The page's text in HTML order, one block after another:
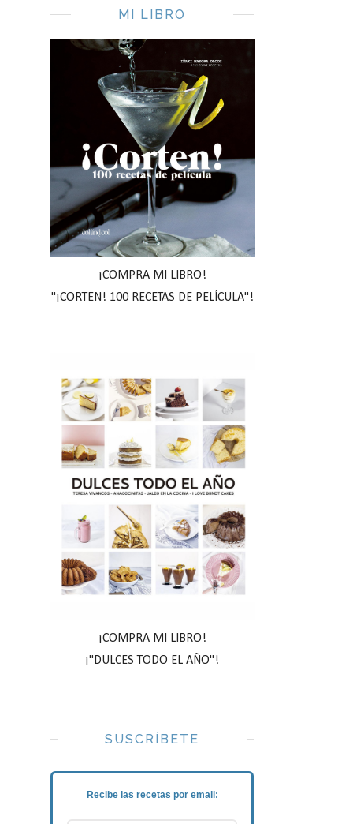
MI LIBRO
¡COMPRA MI LIBRO!
"¡CORTEN! 100 RECETAS DE PELÍCULA"!
¡COMPRA MI LIBRO!
¡"DULCES TODO EL AÑO"!
SUSCRÍBETE
Recibe las recetas por email: